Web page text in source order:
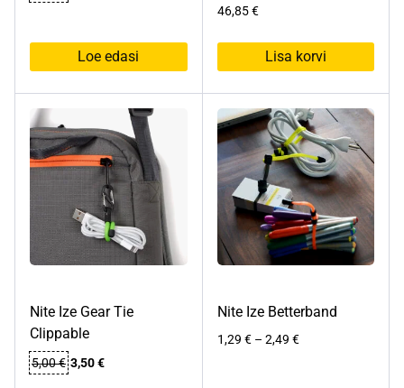
6,20 €.3,20 €.
Loe edasi
46,85€
Lisa korvi
Nite Ize Gear Tie
Clippable
5,00€ Algne
3,50€Praegune
Nite Ize Betterband
1,29 € – 2,49 €Hinnavahemik: